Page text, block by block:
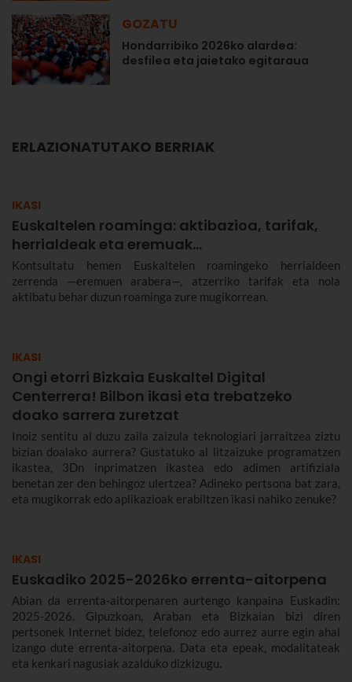
GOZATU
Hondarribiko 2026ko alardea:
desfilea eta jaietako egitaraua
ERLAZIONATUTAKO BERRIAK
IKASI
Euskaltelen roaminga: aktibazioa, tarifak,
herrialdeak eta eremuak…
Kontsultatu hemen Euskaltelen roamingeko herrialdeen
zerrenda —eremuen arabera—, atzerriko tarifak eta nola
aktibatu behar duzun roaminga zure mugikorrean.
IKASI
Ongi etorri Bizkaia Euskaltel Digital
Centerrera! Bilbon ikasi eta trebatzeko
doako sarrera zuretzat
Inoiz sentitu al duzu zaila zaizula teknologiari jarraitzea ziztu
bizian doalako aurrera? Gustatuko al litzaizuke programatzen
ikastea, 3Dn inprimatzen ikastea edo adimen artifiziala
benetan zer den behingoz ulertzea? Adineko pertsona bat zara,
eta mugikorrak edo aplikazioak erabiltzen ikasi nahiko zenuke?
IKASI
Euskadiko 2025-2026ko errenta-aitorpena
Abian da errenta-aitorpenaren aurtengo kanpaina Euskadin:
2025-2026. Gipuzkoan, Araban eta Bizkaian bizi diren
pertsonek Internet bidez, telefonoz edo aurrez aurre egin ahal
izango dute errenta-aitorpena. Data eta epeak, modalitateak
eta kenkari nagusiak azalduko dizkizugu.